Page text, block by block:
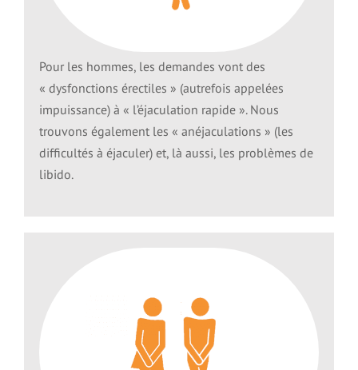
Pour les hommes, les demandes vont des
« dysfonctions érectiles » (autrefois appelées
impuissance) à « l’éjaculation rapide ». Nous
trouvons également les « anéjaculations » (les
difficultés à éjaculer) et, là aussi, les problèmes de
libido.